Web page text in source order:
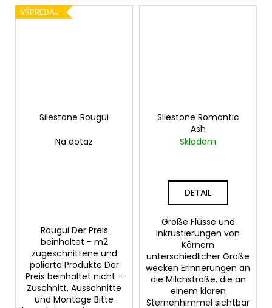
VÝPREDAJ
Silestone Rougui
Na dotaz
Rougui Der Preis
beinhaltet - m2
zugeschnittene und
polierte Produkte Der
Preis beinhaltet nicht -
Zuschnitt, Ausschnitte
und Montage Bitte
Silestone Romantic
Ash
Skladom
DETAIL
Große Flüsse und
Inkrustierungen von
Körnern
unterschiedlicher Größe
wecken Erinnerungen an
die Milchstraße, die an
einem klaren
Sternenhimmel sichtbar